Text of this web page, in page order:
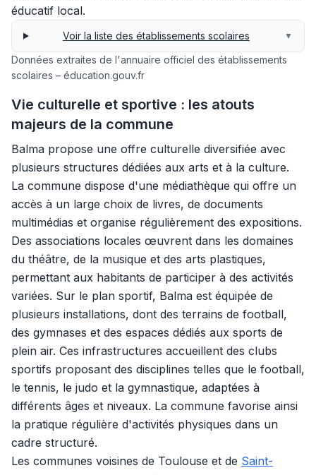
éducatif local.
Voir la liste des établissements scolaires ▼
Données extraites de l'annuaire officiel des établissements
scolaires – éducation.gouv.fr
Vie culturelle et sportive : les atouts
majeurs de la commune
Balma propose une offre culturelle diversifiée avec
plusieurs structures dédiées aux arts et à la culture.
La commune dispose d'une médiathèque qui offre un
accès à un large choix de livres, de documents
multimédias et organise régulièrement des expositions.
Des associations locales œuvrent dans les domaines
du théâtre, de la musique et des arts plastiques,
permettant aux habitants de participer à des activités
variées. Sur le plan sportif, Balma est équipée de
plusieurs installations, dont des terrains de football,
des gymnases et des espaces dédiés aux sports de
plein air. Ces infrastructures accueillent des clubs
sportifs proposant des disciplines telles que le football,
le tennis, le judo et la gymnastique, adaptées à
différents âges et niveaux. La commune favorise ainsi
la pratique régulière d'activités physiques dans un
cadre structuré.
Les communes voisines de Toulouse et de Saint-